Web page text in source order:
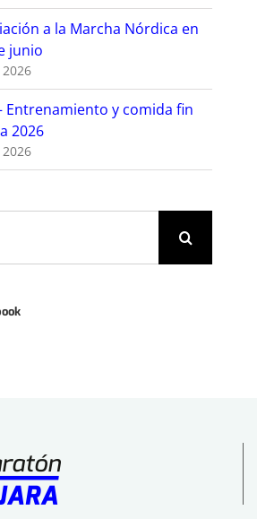
a la Marcha Nórdica en
junio
Entrenamiento y comida fin
2026